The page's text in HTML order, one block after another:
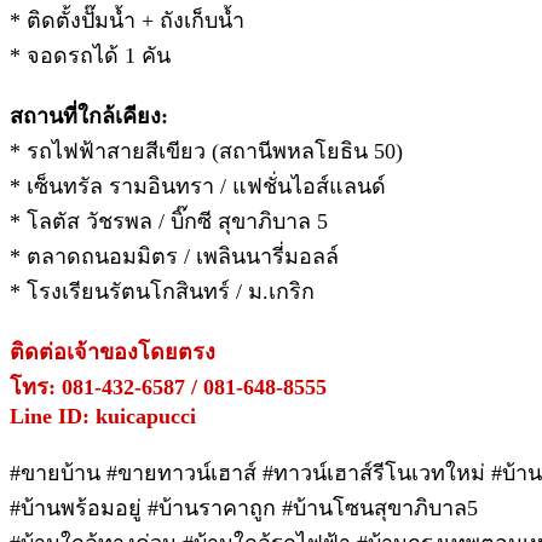
* ติดตั้งปั๊มน้ำ + ถังเก็บน้ำ
* จอดรถได้ 1 คัน
สถานที่ใกล้เคียง:
* รถไฟฟ้าสายสีเขียว (สถานีพหลโยธิน 50)
* เซ็นทรัล รามอินทรา / แฟชั่นไอส์แลนด์
* โลตัส วัชรพล / บิ๊กซี สุขาภิบาล 5
* ตลาดถนอมมิตร / เพลินนารี่มอลล์
* โรงเรียนรัตนโกสินทร์ / ม.เกริก
ติดต่อเจ้าของโดยตรง
โทร: 081-432-6587 / 081-648-8555
Line ID: kuicapucci
#ขายบ้าน #ขายทาวน์เฮาส์ #ทาวน์เฮาส์รีโนเวทใหม่ #บ้า
#บ้านพร้อมอยู่ #บ้านราคาถูก #บ้านโซนสุขาภิบาล5